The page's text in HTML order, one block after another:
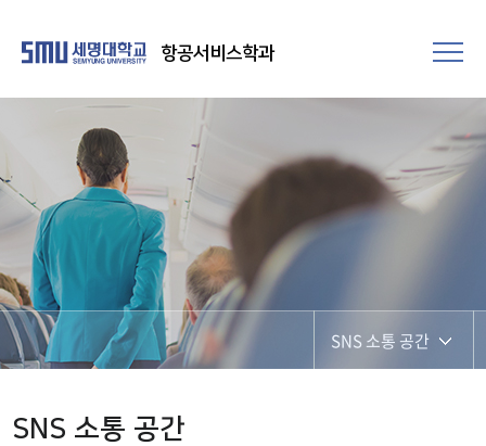
항공서비스학과
SNS 소통 공간
SNS 소통 공간